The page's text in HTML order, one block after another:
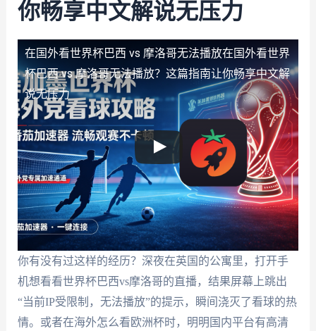
你畅享中文解说无压力
在国外看世界杯巴西 vs 摩洛哥无法播放在国外看世界
杯巴西 vs 摩洛哥无法播放？这篇指南让你畅享中文解
说无压力
你有没有过这样的经历？深夜在英国的公寓里，打开手
机想看看世界杯巴西vs摩洛哥的直播，结果屏幕上跳出
“当前IP受限制，无法播放”的提示，瞬间浇灭了看球的热
情。或者在海外怎么看欧洲杯时，明明国内平台有高清